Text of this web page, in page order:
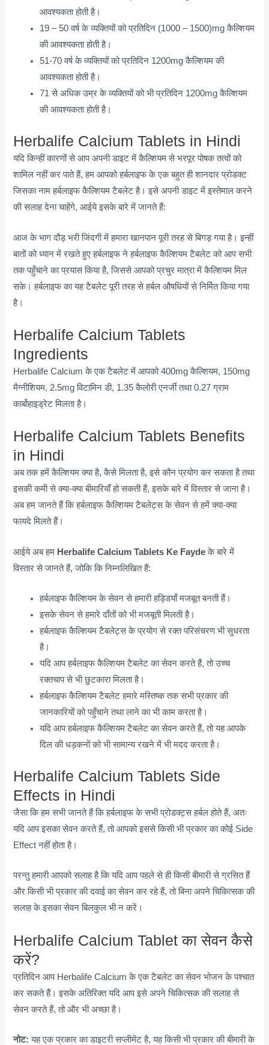
आवश्यकता होती है।
19 – 50 वर्ष के व्यक्तियों को प्रतिदिन (1000 – 1500)mg कैल्शियम
की आवश्यकता होती है।
51-70 वर्ष के व्यक्तियों को प्रतिदिन 1200mg कैल्शियम की
आवश्यकता होती है।
71 से अधिक उम्र के व्यक्तियों को भी प्रतिदिन 1200mg कैल्शियम
की आवश्यकता होती है।
Herbalife Calcium Tablets in Hindi
यदि किन्हीं कारणों से आप अपनी डाइट में कैल्शियम से भरपूर पोषक तत्वों को
शामिल नहीं कर पाते हैं, हम आपको हर्बलाइफ के एक बहुत ही शानदार प्रोडक्ट
जिसका नाम हर्बलाइफ कैल्शियम टैबलेट है। इसे अपनी डाइट में इस्तेमाल करने
की सलाह देना चाहेंगे, आईये इसके बारे में जानते हैं:
आज के भाग दौड़ भरी जिंदगी में हमारा खानपान पूरी तरह से बिगड़ गया है। इन्हीं
बातों को ध्यान में रखते हुए हर्बलाइफ ने हर्बलाइफ कैल्शियम टैबलेट को आप सभी
तक पहुँचाने का प्रयास किया है, जिससे आपको प्रचुर मात्रा में कैल्शियम मिल
सके। हर्बलाइफ का यह टैबलेट पूरी तरह से हर्बल औषधियों से निर्मित किया गया
है।
Herbalife Calcium Tablets
Ingredients
Herbalife Calcium के एक टैबलेट में आपको 400mg कैल्शियम, 150mg
मैग्नीशियम, 2.5mg विटामिन डी, 1.35 कैलोरी एनर्जी तथा 0.27 ग्राम
कार्बोहाइड्रेट मिलता है।
Herbalife Calcium Tablets Benefits
in Hindi
अब तक हमें कैल्शियम क्या है, कैसे मिलता है, इसे कौन प्रयोग कर सकता है तथा
इसकी कमी से क्या-क्या बीमारियाँ हो सकती हैं, इसके बारे में विस्तार से जाना है।
अब हम जानते हैं कि हर्बलाइफ कैल्शियम टैबलेट्स के सेवन से हमें क्या-क्या
फायदे मिलते हैं।
आईये अब हम Herbalife Calcium Tablets Ke Faydeके बारे में
विस्तार से जानते हैं, जोकि कि निम्नलिखित हैं:
हर्बलाइफ कैल्शियम के सेवन से हमारी हड्डियाँ मजबूत बनती हैं।
इसके सेवन से हमारे दाँतों को भी मजबूती मिलती है।
हर्बलाइफ कैल्शियम टैबलेट्स के प्रयोग से रक्त परिसंचरण भी सुधरता
है।
यदि आप हर्बलाइफ कैल्शियम टैबलेट का सेवन करते हैं, तो उच्च
रक्तचाप से भी छुटकारा मिलता है।
हर्बलाइफ कैल्शियम टैबलेट हमारे मस्तिष्क तक सभी प्रकार की
जानकारियों को पहुँचाने तथा लाने का भी काम करता है।
यदि आप हर्बलाइफ कैल्शियम टैबलेट का सेवन करते हैं, तो यह आपके
दिल की धड़कनों को भी सामान्य रखने में भी मदद करता है।
Herbalife Calcium Tablets Side
Effects in Hindi
जैसा कि हम सभी जानते हैं कि हर्बलाइफ के सभी प्रोडक्ट्स हर्बल होते हैं, अतः
यदि आप इसका सेवन करते हैं, तो आपको इससे किसी भी प्रकार का कोई Side
Effect नहीं होता है।
परन्तु हमारी आपको सलाह है कि यदि आप पहले से ही किसी बीमारी से ग्रसित हैं
और किसी भी प्रकार की दवाई का सेवन कर रहे हैं, तो बिना अपने चिकित्सक की
सलाह के इसका सेवन बिलकुल भी न करें।
Herbalife Calcium Tablet का सेवन कैसे
करें?
प्रतिदिन आप Herbalife Calcium के एक टैबलेट का सेवन भोजन के पश्चात
कर सकते हैं। इसके अतिरिक्त यदि आप इसे अपने चिकित्सक की सलाह से
सेवन करते हैं, तो और भी अच्छा है।
नोट: यह एक प्रकार का डाइटरी सप्लीमेंट है, यह किसी भी प्रकार की बीमारी के